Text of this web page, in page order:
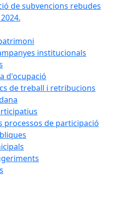
de subvencions rebudes
institucionals
d'ocupació
de treball i retribucions
processos de participació